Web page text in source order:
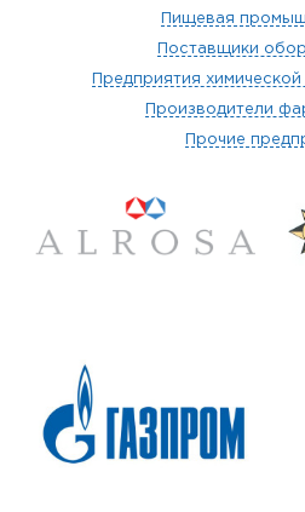
Пищевая
Поставщики
Предприятия
Производители
Прочие